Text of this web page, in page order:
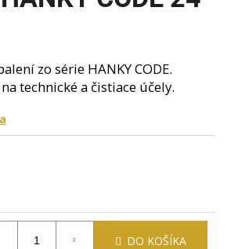
zo série HANKY CODE.
technické a čistiace účely.
DO KOŠÍKA